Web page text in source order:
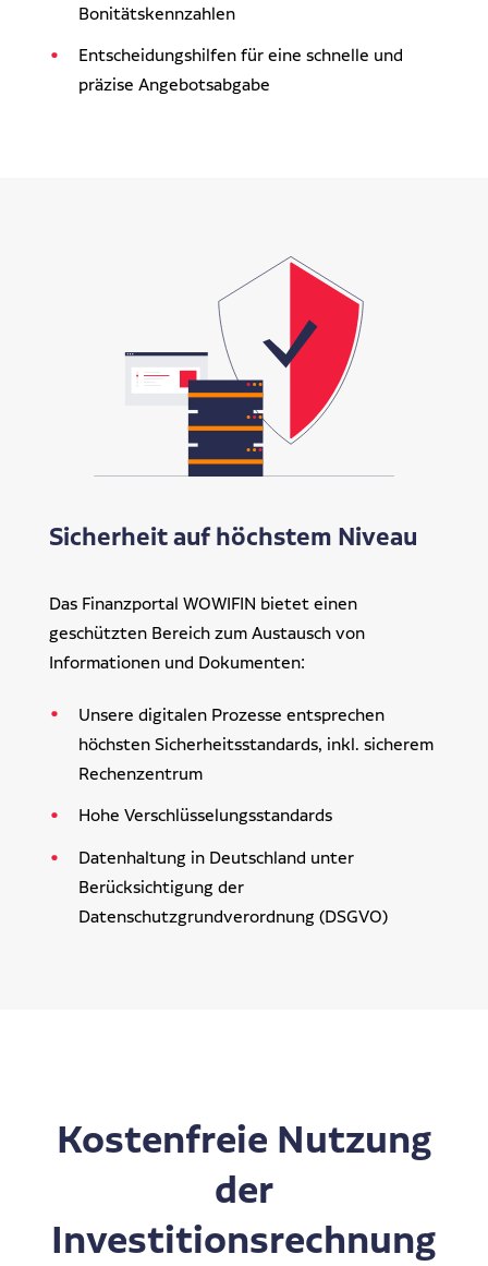
Bonitätskennzahlen
Entscheidungshilfen für eine schnelle und
präzise Angebotsabgabe
Sicherheit auf höchstem Niveau
Das Finanzportal WOWIFIN bietet einen
geschützten Bereich zum Austausch von
Informationen und Dokumenten:
Unsere digitalen Prozesse entsprechen
höchsten Sicherheitsstandards, inkl. sicherem
Rechenzentrum
Hohe Verschlüsselungsstandards
Datenhaltung in Deutschland unter
Berücksichtigung der
Datenschutzgrundverordnung (DSGVO)
Kostenfreie Nutzung
der
Investitionsrechnung